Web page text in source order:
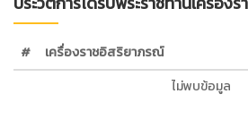
# เครื่องราชอิสริยาภรณ์
ไม่พบข้อมูล